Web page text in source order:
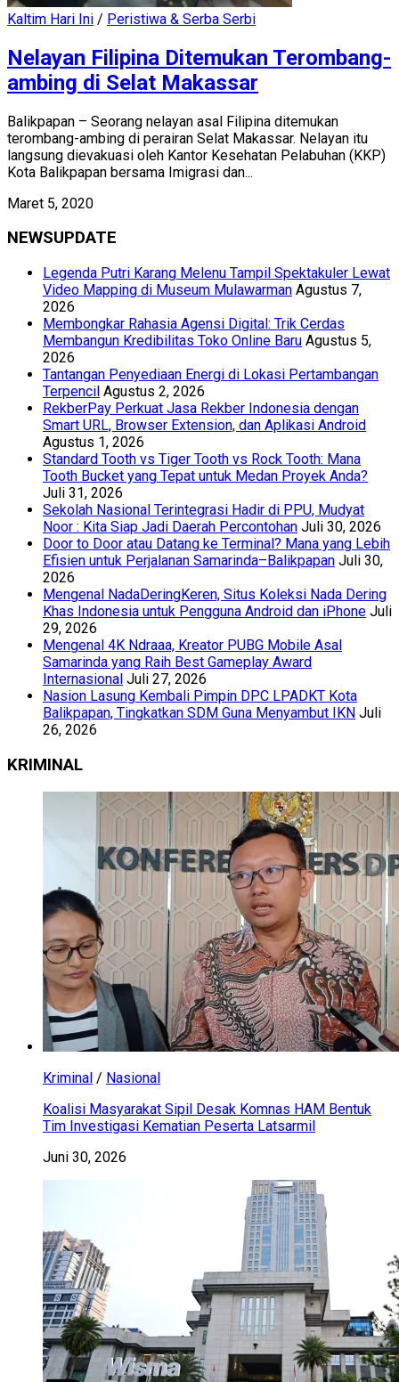
Kaltim Hari Ini / Peristiwa & Serba Serbi
Nelayan Filipina Ditemukan Terombang-
ambing di Selat Makassar
Balikpapan – Seorang nelayan asal Filipina ditemukan
terombang-ambing di perairan Selat Makassar. Nelayan itu
langsung dievakuasi oleh Kantor Kesehatan Pelabuhan (KKP)
Kota Balikpapan bersama Imigrasi dan...
Maret 5, 2020
NEWSUPDATE
Legenda Putri Karang Melenu Tampil Spektakuler Lewat
Video Mapping di Museum Mulawarman Agustus 7,
2026
Membongkar Rahasia Agensi Digital: Trik Cerdas
Membangun Kredibilitas Toko Online Baru Agustus 5,
2026
Tantangan Penyediaan Energi di Lokasi Pertambangan
Terpencil Agustus 2, 2026
RekberPay Perkuat Jasa Rekber Indonesia dengan
Smart URL, Browser Extension, dan Aplikasi Android
Agustus 1, 2026
Standard Tooth vs Tiger Tooth vs Rock Tooth: Mana
Tooth Bucket yang Tepat untuk Medan Proyek Anda?
Juli 31, 2026
Sekolah Nasional Terintegrasi Hadir di PPU, Mudyat
Noor : Kita Siap Jadi Daerah Percontohan Juli 30, 2026
Door to Door atau Datang ke Terminal? Mana yang Lebih
Efisien untuk Perjalanan Samarinda–Balikpapan Juli 30,
2026
Mengenal NadaDeringKeren, Situs Koleksi Nada Dering
Khas Indonesia untuk Pengguna Android dan iPhone Juli
29, 2026
Mengenal 4K Ndraaa, Kreator PUBG Mobile Asal
Samarinda yang Raih Best Gameplay Award
Internasional Juli 27, 2026
Nasion Lasung Kembali Pimpin DPC LPADKT Kota
Balikpapan, Tingkatkan SDM Guna Menyambut IKN Juli
26, 2026
KRIMINAL
Kriminal / Nasional
Koalisi Masyarakat Sipil Desak Komnas HAM Bentuk
Tim Investigasi Kematian Peserta Latsarmil
Juni 30, 2026